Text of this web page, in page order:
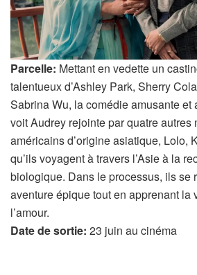
Parcelle: Mettant en vedette un
talentueux d’Ashley Park, Sherry
Sabrina Wu, la comédie amusante et
voit Audrey rejointe par quatre autres
américains d’origine asiatique, Lolo,
qu’ils voyagent à travers l’Asie à la
biologique. Dans le processus, ils se
aventure épique tout en apprenant la
l’amour.
Date de sortie: 23 juin au cinéma